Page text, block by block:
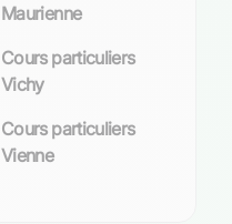
Maurienne
Cours particuliers
Vichy
Cours particuliers
Vienne